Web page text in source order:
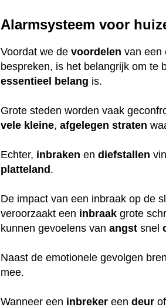
Alarmsysteem voor
Voordat we devoordelen van een
bespreken, is het belangrijk om te
essentieel belang is.
Grote steden worden vaak
vele kleine,afgelegen straten
Echter, inbraken endiefstallen
platteland.
De impact van een inbraak op de
veroorzaakt een inbraak grote
kunnen gevoelens vanangst snel
Naast de emotionele gevolgen
mee.
Wanneer een inbreker eendeur of